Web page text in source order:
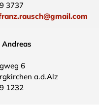
3737
Andreas
6
a.d.Alz
1232